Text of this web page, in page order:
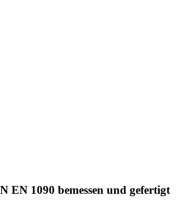
EN 1090 bemessen und gefertigt